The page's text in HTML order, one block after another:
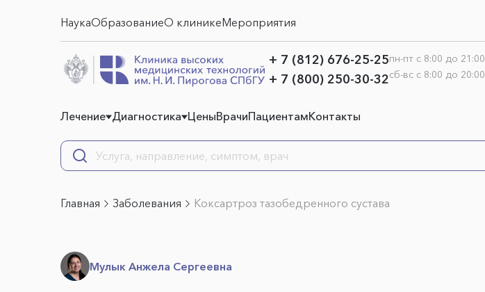
НаукаОбразованиеО клиникеМероприятия
+ 7 (812) 676-25-25
+ 7 (800) 250-30-32
пн-пт с 8:00 до 21:00
сб-вс с 8:00 до 20:00
Лечение Диагностика ЦеныВрачиПациентамКонтакты
Главная Заболевания Коксартроз тазобедренного сустава
Мулык Анжела Сергеевна